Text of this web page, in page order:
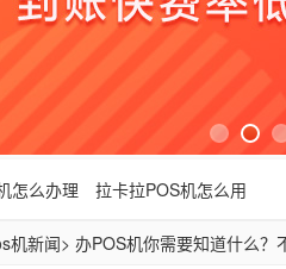
怎么办理 拉卡拉POS机怎么用
机新闻> 办POS机你需要知道什么？